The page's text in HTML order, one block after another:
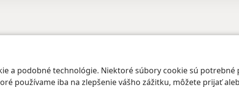
a podobné technológie. Niektoré súbory cookie sú potrebné
používame iba na zlepšenie vášho zážitku, môžete prijať